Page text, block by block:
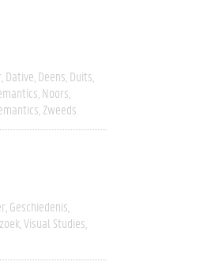
Dative Deens Duits
Noors
Zweeds
Geschiedenis
Visual Studies